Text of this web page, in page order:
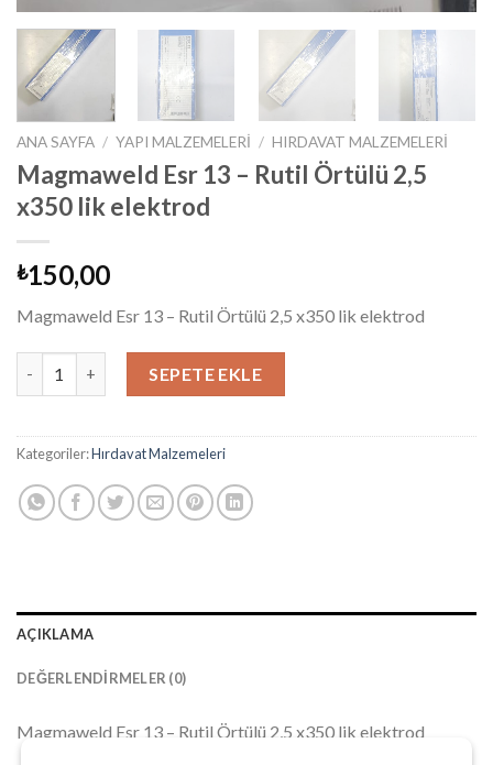
ANA SAYFA / YAPI MALZEMELERI / HIRDAVAT MALZEMELERI
Magmaweld Esr 13 – Rutil Örtülü 2,5
x350 lik elektrod
₺150,00
Magmaweld Esr 13 – Rutil Örtülü 2,5 x350 lik elektrod
SEPETE EKLE
Kategoriler:Hırdavat Malzemeleri
AÇIKLAMA
DEĞERLENDIRMELER (0)
Magmaweld Esr 13 – Rutil Örtülü 2,5 x350 lik elektrod